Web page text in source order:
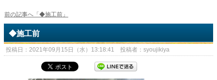
前の記事へ「◆施工前」
◆施工前
投稿日：2021年09月15日（水）13:18:41 投稿者：syoujikiya